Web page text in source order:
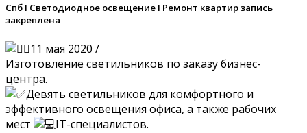
Спб I Светодиодное освещение I Ремонт квартир запись
закреплена
11 мая 2020 /
Изготовление светильников по заказу бизнес-
центра.
Девять светильников для комфортного и
эффективного освещения офиса, а также рабочих
мест
IT-специалистов.